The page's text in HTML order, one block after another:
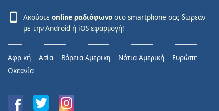
Ακούστε online ραδιόφωνο στο smartphone σας δωρεάν
με την Android ή iOS εφαρμογή!
Αφρική Ασία Βόρεια Αμερική Νότια Αμερική
Ευρώπη
Ωκεανία